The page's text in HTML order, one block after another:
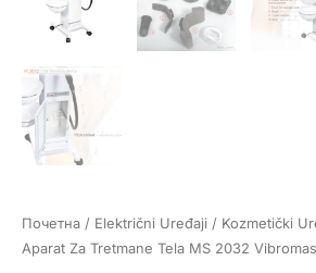
Почетна / Električni Uređaji / Kozmetički
Aparat Za Tretmane Tela MS 2032